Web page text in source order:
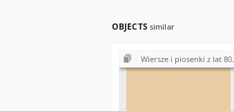
OBJECTS similar
Wiersze i piosenki z lat 80.